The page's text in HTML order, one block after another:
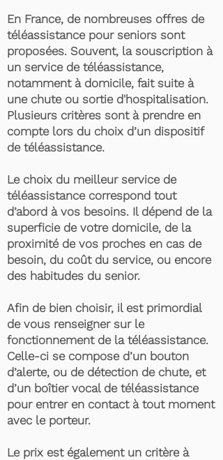
En France, de nombreuses offres de
téléassistance pour seniors sont
proposées. Souvent, la souscription à
un service de téléassistance,
notamment à domicile, fait suite à
une chute ou sortie d'hospitalisation.
Plusieurs critères sont à prendre en
compte lors du choix d’un dispositif
de téléassistance.
Le choix du meilleur service de
téléassistance correspond tout
d’abord à vos besoins. Il dépend de la
superficie de votre domicile, de la
proximité de vos proches en cas de
besoin, du coût du service, ou encore
des habitudes du senior.
Afin de bien choisir, il est primordial
de vous renseigner sur le
fonctionnement de la téléassistance.
Celle-ci se compose d’un bouton
d’alerte, ou de détection de chute, et
d’un boîtier vocal de téléassistance
pour entrer en contact à tout moment
avec le porteur.
Le prix est également un critère à